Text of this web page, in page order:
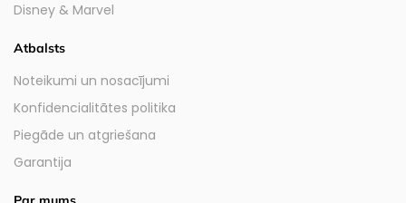
Disney & Marvel
Atbalsts
Noteikumi un nosacījumi
Konfidencialitātes politika
Piegāde un atgriešana
Garantija